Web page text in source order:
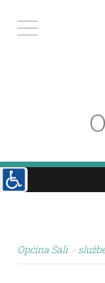
Općina Sali >